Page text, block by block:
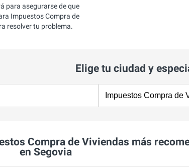
para asegurarse de que
Impuestos Compra de
resolver tu problema.
Elige tu ciudad y
Compra de Viviendas más
en Segovia